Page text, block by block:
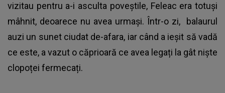
vizitau pentru a-i asculta poveștile, Feleac era totuși
mâhnit, deoarece nu avea urmași. Într-o zi, balaurul
auzi un sunet ciudat de-afara, iar când a ieșit să vadă
ce este, a vazut o căprioară ce avea legați la gât niște
clopoței fermecați.